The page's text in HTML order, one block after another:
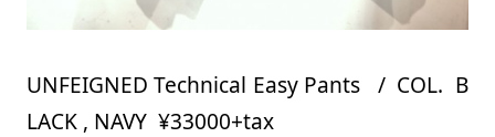
UNFEIGNED Technical Easy Pants / COL. B
LACK , NAVY ¥33000+tax